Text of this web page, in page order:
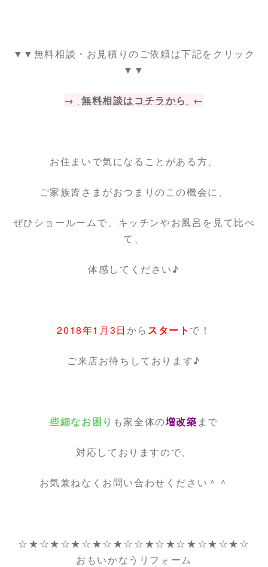
▼▼無料相談・お見積りのご依頼は下記をクリック
▼▼
→ 無料相談はコチラから ←
お住まいで気になることがある方、
ご家族皆さまがおつまりのこの機会に、
ぜひショールームで、キッチンやお風呂を見て比べ
て、
体感してください♪
2018年1月3日から スタート で！
ご来店お待ちしております♪
些細なお困り も家全体の増改築 まで
対応しておりますので、
お気兼ねなくお問い合わせください＾＾
☆★☆★☆★☆★☆★☆☆★☆★☆★☆★☆★☆
おもいかなうリフォーム